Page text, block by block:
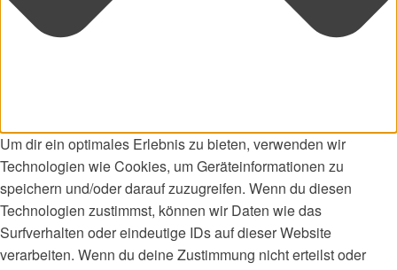
Um dir ein optimales Erlebnis zu bieten, verwenden wir
Technologien wie Cookies, um Geräteinformationen zu
speichern und/oder darauf zuzugreifen. Wenn du diesen
Technologien zustimmst, können wir Daten wie das
Surfverhalten oder eindeutige IDs auf dieser Website
verarbeiten. Wenn du deine Zustimmung nicht erteilst oder